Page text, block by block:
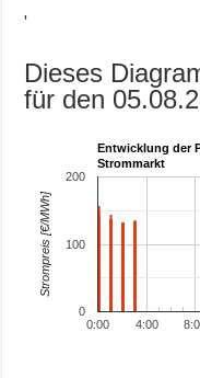
'
Dieses
für den
Entwicklung der
Strommarkt
0:00 4:00
0
100
200
Strompreis [€/MWh]